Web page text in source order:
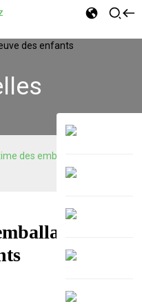
des emballages à
à